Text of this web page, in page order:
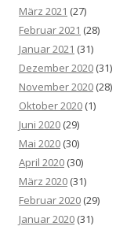
März 2021 (27)
Februar 2021 (28)
Januar 2021 (31)
Dezember 2020 (31)
November 2020 (28)
Oktober 2020 (1)
Juni 2020 (29)
Mai 2020 (30)
April 2020 (30)
März 2020 (31)
Februar 2020 (29)
Januar 2020 (31)